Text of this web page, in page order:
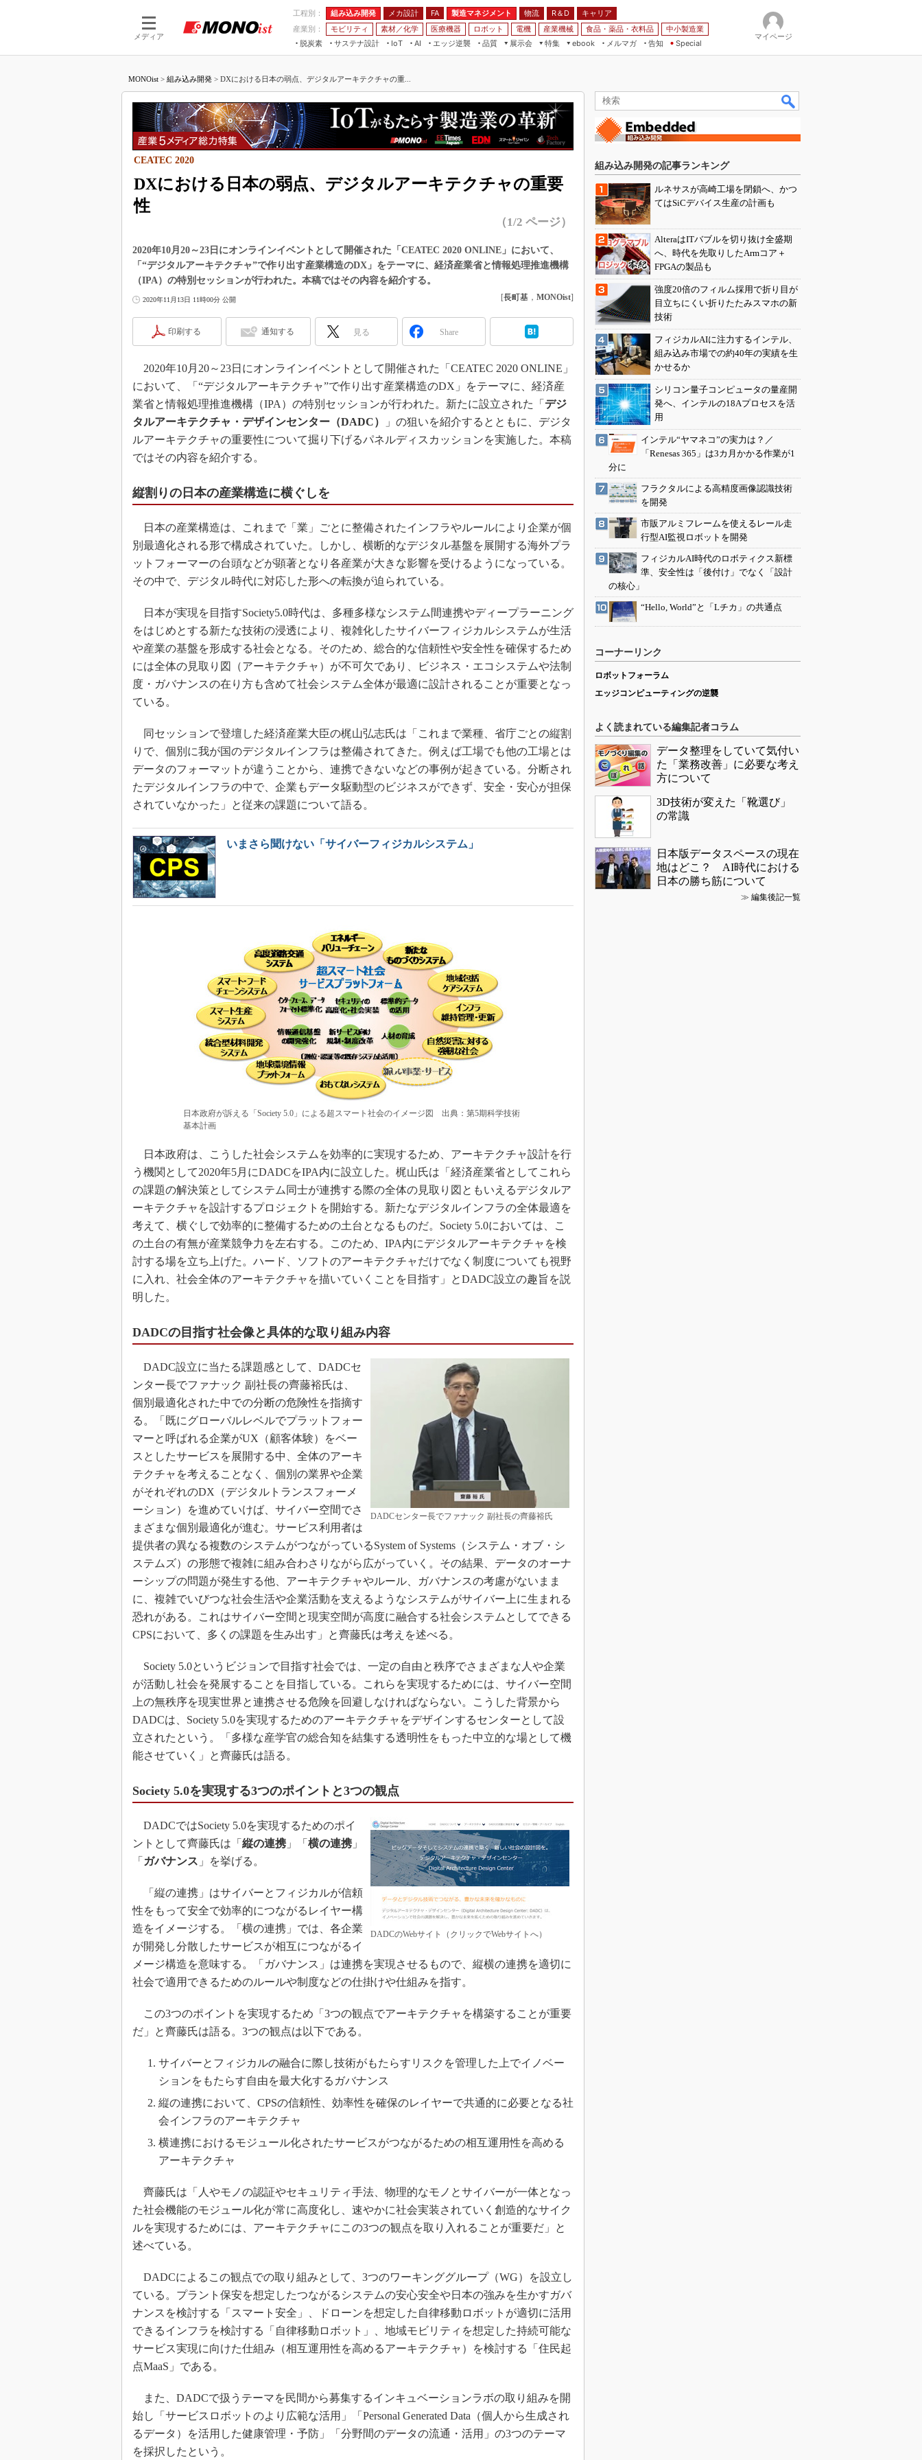
メディア
工程別： 組み込み開発 メカ設計 FA 製造マネジメント 物流 R＆D
キャリア
産業別：
モビリティ 素材／化学 医療機器 ロボット 電機 産業機械 食品・薬品・衣料品
中小製造業
脱炭素
サステナ設計
IoT
つながる工場
つながるサービス
AI
AI×設備保全
Physical AI
エッジ逆襲 品質
展示会
JIMTOF
組込み/エッジ コンピューティング
展＆IoT/5Gソリューション展
IIFES
国際ロボット展
TECHNO-FRONTIER
日本ものづくりワールド
産業オープンネット展
特集
つながるクルマ
5G
VR／AR
フィールドサービス
組み込み画像技術
車載ソフト開発
ISO26262
デジタルツインとCAE
インダストリー4.0
イノベーション
製造業ビッグデータ
メイドインジャパン
海外生産
グローバル設計・開発
制御セキュリティ
新型コロナへの対応
ebook
製造マネジメント
FA
モビリティ
メルマガ
告知 Special
マイページ
MONOist > 組み込み開発 > DXにおける日本の弱点、デジタルアーキテクチャの重...
DXにおける日本の弱点、デジタルアーキテクチャの重要
性
CEATEC 2020
（1/2 ページ）
2020年10月20～23日にオンラインイベントとして開催された「CEATEC 2020 ONLINE」において、
「“デジタルアーキテクチャ”で作り出す産業構造のDX」をテーマに、経済産業省と情報処理推進機構
（IPA）の特別セッションが行われた。本稿ではその内容を紹介する。
2020年11月13日 11時00分 公開 [長町基 ， MONOist]
印刷する 通知する 見る Share
2020年10月20～23日にオンラインイベントとして開催された「CEATEC 2020 ONLINE」
において、「“デジタルアーキテクチャ”で作り出す産業構造のDX」をテーマに、経済産
業省と情報処理推進機構（IPA）の特別セッションが行われた。新たに設立された「 デジ
タルアーキテクチャ・デザインセンター（DADC）
」の狙いを紹介するとともに、デジタ
ルアーキテクチャの重要性について掘り下げるパネルディスカッションを実施した。本稿
ではその内容を紹介する。
縦割りの日本の産業構造に横ぐしを
日本の産業構造は、これまで「業」ごとに整備されたインフラやルールにより企業が個
別最適化される形で構成されていた。しかし、横断的なデジタル基盤を展開する海外プラ
ットフォーマーの台頭などが顕著となり各産業が大きな影響を受けるようになっている。
その中で、デジタル時代に対応した形への転換が迫られている。
日本が実現を目指すSociety5.0時代は、多種多様なシステム間連携やディープラーニング
をはじめとする新たな技術の浸透により、複雑化したサイバーフィジカルシステムが生活
や産業の基盤を形成する社会となる。そのため、総合的な信頼性や安全性を確保するため
には全体の見取り図（アーキテクチャ）が不可欠であり、ビジネス・エコシステムや法制
度・ガバナンスの在り方も含めて社会システム全体が最適に設計されることが重要となっ
ている。
同セッションで登壇した経済産業大臣の梶山弘志氏は「これまで業種、省庁ごとの縦割
りで、個別に我が国のデジタルインフラは整備されてきた。例えば工場でも他の工場とは
データのフォーマットが違うことから、連携できないなどの事例が起きている。分断され
たデジタルインフラの中で、企業もデータ駆動型のビジネスができず、安全・安心が担保
されていなかった」と従来の課題について語る。
いまさら聞けない「サイバーフィジカルシステム」
日本政府が訴える「Society 5.0」による超スマート社会のイメージ図 出典：第5期科学技術
基本計画
日本政府は、こうした社会システムを効率的に実現するため、アーキテクチャ設計を行
う機関として2020年5月にDADCをIPA内に設立した。梶山氏は「経済産業省としてこれら
の課題の解決策としてシステム同士が連携する際の全体の見取り図ともいえるデジタルア
ーキテクチャを設計するプロジェクトを開始する。新たなデジタルインフラの全体最適を
考えて、横ぐしで効率的に整備するための土台となるものだ。Society 5.0においては、こ
の土台の有無が産業競争力を左右する。このため、IPA内にデジタルアーキテクチャを検
討する場を立ち上げた。ハード、ソフトのアーキテクチャだけでなく制度についても視野
に入れ、社会全体のアーキテクチャを描いていくことを目指す」とDADC設立の趣旨を説
明した。
DADCの目指す社会像と具体的な取り組み内容
DADCセンター長でファナック 副社長の齊藤裕氏
DADC設立に当たる課題感として、DADCセ
ンター長でファナック 副社長の齊藤裕氏は、
個別最適化された中での分断の危険性を指摘す
る。「既にグローバルレベルでプラットフォー
マーと呼ばれる企業がUX（顧客体験）をベー
スとしたサービスを展開する中、全体のアーキ
テクチャを考えることなく、個別の業界や企業
がそれぞれのDX（デジタルトランスフォーメ
ーション）を進めていけば、サイバー空間でさ
まざまな個別最適化が進む。サービス利用者は
提供者の異なる複数のシステムがつながっているSystem of Systems（システム・オブ・シ
ステムズ）の形態で複雑に組み合わさりながら広がっていく。その結果、データのオーナ
ーシップの問題が発生する他、アーキテクチャやルール、ガバナンスの考慮がないまま
に、複雑でいびつな社会生活や企業活動を支えるようなシステムがサイバー上に生まれる
恐れがある。これはサイバー空間と現実空間が高度に融合する社会システムとしてできる
CPSにおいて、多くの課題を生み出す」と齊藤氏は考えを述べる。
Society 5.0というビジョンで目指す社会では、一定の自由と秩序でさまざまな人や企業
が活動し社会を発展することを目指している。これらを実現するためには、サイバー空間
上の無秩序を現実世界と連携させる危険を回避しなければならない。こうした背景から
DADCは、Society 5.0を実現するためのアーキテクチャをデザインするセンターとして設
立されたという。「多様な産学官の総合知を結集する透明性をもった中立的な場として機
能させていく」と齊藤氏は語る。
Society 5.0を実現する3つのポイントと3つの観点
DADCのWebサイト（クリックでWebサイトへ）
DADCではSociety 5.0を実現するためのポイ
ントとして齊藤氏は「 縦の連携 」「 横の連携 」
「 ガバナンス 」を挙げる。
「縦の連携」はサイバーとフィジカルが信頼
性をもって安全で効率的につながるレイヤー構
造をイメージする。「横の連携」では、各企業
が開発し分散したサービスが相互につながるイ
メージ構造を意味する。「ガバナンス」は連携を実現させるもので、縦横の連携を適切に
社会で適用できるためのルールや制度などの仕掛けや仕組みを指す。
この3つのポイントを実現するため「3つの観点でアーキテクチャを構築することが重要
だ」と齊藤氏は語る。3つの観点は以下である。
サイバーとフィジカルの融合に際し技術がもたらすリスクを管理した上でイノベー
ションをもたらす自由を最大化するガバナンス
縦の連携において、CPSの信頼性、効率性を確保のレイヤーで共通的に必要となる社
会インフラのアーキテクチャ
横連携におけるモジュール化されたサービスがつながるための相互運用性を高める
アーキテクチャ
齊藤氏は「人やモノの認証やセキュリティ手法、物理的なモノとサイバーが一体となっ
た社会機能のモジュール化が常に高度化し、速やかに社会実装されていく創造的なサイク
ルを実現するためには、アーキテクチャにこの3つの観点を取り入れることが重要だ」と
述べている。
DADCによるこの観点での取り組みとして、3つのワーキンググループ（WG）を設立し
ている。プラント保安を想定したつながるシステムの安心安全や日本の強みを生かすガバ
ナンスを検討する「スマート安全」、ドローンを想定した自律移動ロボットが適切に活用
できるインフラを検討する「自律移動ロボット」、地域モビリティを想定した持続可能な
サービス実現に向けた仕組み（相互運用性を高めるアーキテクチャ）を検討する「住民起
点MaaS」である。
また、DADCで扱うテーマを民間から募集するインキュベーションラボの取り組みを開
始し「サービスロボットのより広範な活用」「Personal Generated Data（個人から生成され
るデータ）を活用した健康管理・予防」「分野間のデータの流通・活用」の3つのテーマ
を採択したという。
組み込み開発の記事ランキング
ルネサスが高崎工場を閉鎖へ、かつ
てはSiCデバイス生産の計画も
AlteraはITバブルを切り抜け全盛期
へ、時代を先取りしたArmコア＋
FPGAの製品も
強度20倍のフィルム採用で折り目が
目立ちにくい折りたたみスマホの新
技術
フィジカルAIに注力するインテル、
組み込み市場での約40年の実績を生
かせるか
シリコン量子コンピュータの量産開
発へ、インテルの18Aプロセスを活
用
インテル“ヤマネコ”の実力は？／
「Renesas 365」は3カ月かかる作業が1
分に
フラクタルによる高精度画像認識技術
を開発
市販アルミフレームを使えるレール走
行型AI監視ロボットを開発
フィジカルAI時代のロボティクス新標
準、安全性は「後付け」でなく「設計
の核心」
“Hello, World”と「Lチカ」の共通点
コーナーリンク
ロボットフォーラム
エッジコンピューティングの逆襲
よく読まれている編集記者コラム
データ整理をしていて気付い
た「業務改善」に必要な考え
方について
3D技術が変えた「靴選び」
の常識
日本版データスペースの現在
地はどこ？ AI時代における
日本の勝ち筋について
≫ 編集後記一覧